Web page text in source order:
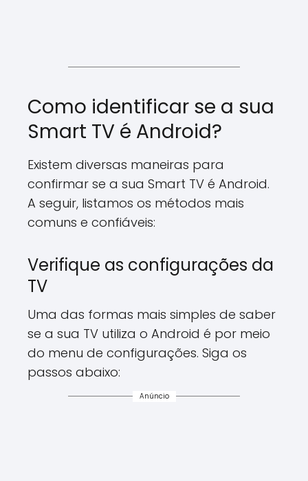
Como identificar se a sua
Smart TV é Android?
Existem diversas maneiras para
confirmar se a sua Smart TV é Android.
A seguir, listamos os métodos mais
comuns e confiáveis:
Verifique as configurações da
TV
Uma das formas mais simples de saber
se a sua TV utiliza o Android é por meio
do menu de configurações. Siga os
passos abaixo:
Anúncio